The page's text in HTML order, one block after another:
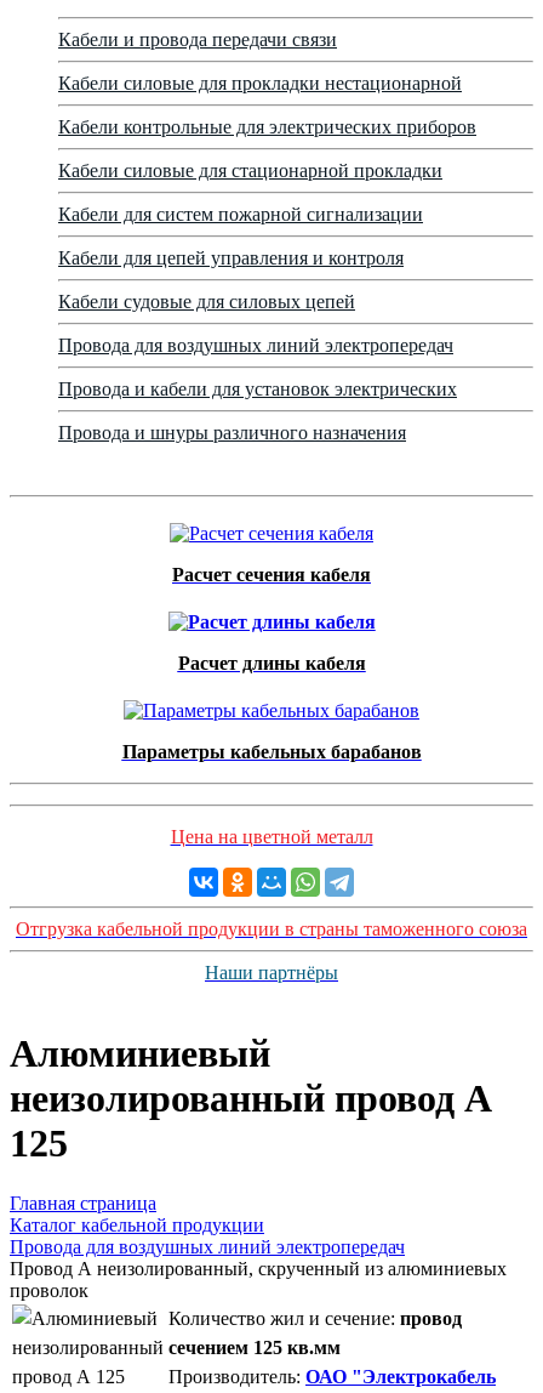
Кабели и провода передачи связи
Кабели силовые для прокладки нестационарной
Кабели контрольные для электрических приборов
Кабели силовые для стационарной прокладки
Кабели для систем пожарной сигнализации
Кабели для цепей управления и контроля
Кабели судовые для силовых цепей
Провода для воздушных линий электропередач
Провода и кабели для установок электрических
Провода и шнуры различного назначения
Расчет сечения кабеля
Расчет длины кабеля
Параметры кабельных барабанов
Цена на цветной металл
Отгрузка кабельной продукции в страны таможенного союза
Наши партнёры
Алюминиевый
неизолированный провод А
125
Главная страница
Каталог кабельной продукции
Провода для воздушных линий электропередач
Провод А неизолированный, скрученный из алюминиевых
проволок
Количество жил и сечение: провод
сечением 125 кв.мм
Производитель: ОАО "Электрокабель